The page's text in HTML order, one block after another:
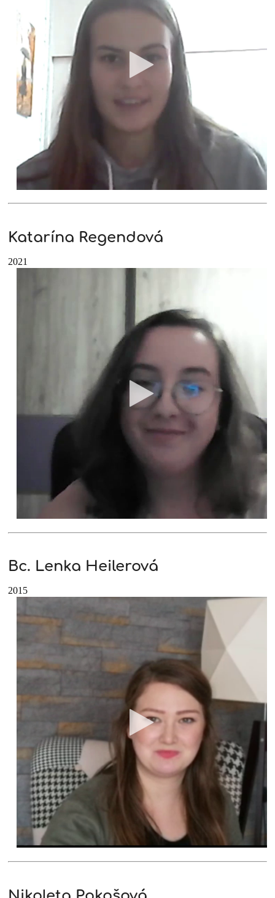
Katarína Regendová
2021
Bc. Lenka Heilerová
2015